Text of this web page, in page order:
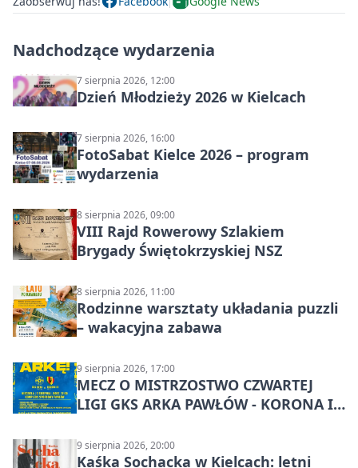
Nadchodzące wydarzenia
7 sierpnia 2026, 12:00
Dzień Młodzieży 2026 w Kielcach
7 sierpnia 2026, 16:00
FotoSabat Kielce 2026 – program
wydarzenia
8 sierpnia 2026, 09:00
VIII Rajd Rowerowy Szlakiem
Brygady Świętokrzyskiej NSZ
8 sierpnia 2026, 11:00
Rodzinne warsztaty układania puzzli
– wakacyjna zabawa
9 sierpnia 2026, 17:00
MECZ O MISTRZOSTWO CZWARTEJ
LIGI GKS ARKA PAWŁÓW - KORONA III
9 sierpnia 2026, 20:00
Kaśka Sochacka w Kielcach: letni